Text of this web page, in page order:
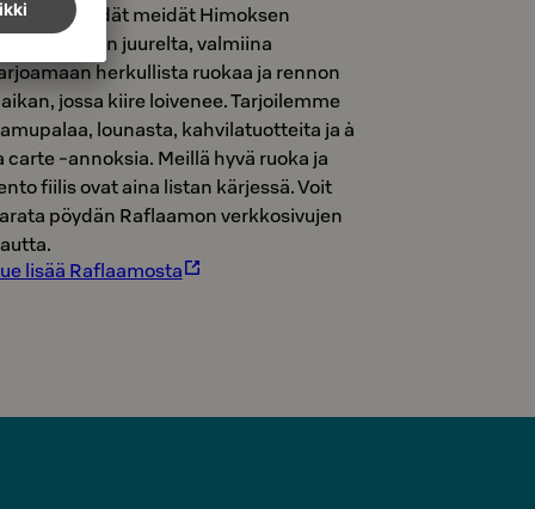
Löydät meidät Himoksen
Länsirinteiden juurelta, valmiina
herkullista ruokaa ja rennon
jossa kiire loivenee. Tarjoilemme
lounasta, kahvilatuotteita ja à
carte -annoksia. Meillä hyvä ruoka ja
fiilis ovat aina listan kärjessä. Voit
pöydän Raflaamon verkkosivujen
lisää Raflaamosta